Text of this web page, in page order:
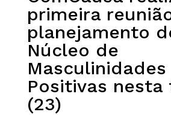
primeira
planejamento
Núcleo de
Masculinidades
Positivas nesta
(23)